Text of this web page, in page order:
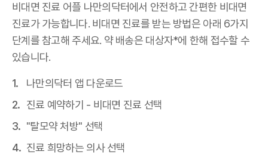
비대면 진료 어플 나만의닥터에서 안전하고 간편한 비대면
진료가 가능합니다. 비대면 진료를 받는 방법은 아래 6가지
단계를 참고해 주세요. 약 배송은 대상자*에 한해 접수할 수
있습니다.
나만의닥터 앱 다운로드
진료 예약하기 - 비대면 진료 선택
"탈모약 처방" 선택
진료 희망하는 의사 선택